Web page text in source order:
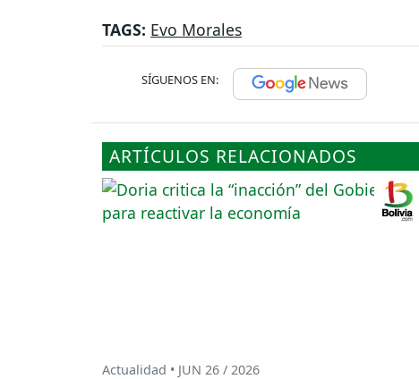
TAGS: Evo Morales
SÍGUENOS EN:
ARTÍCULOS RELACIONADOS
Actualidad • JUN 26 / 2026